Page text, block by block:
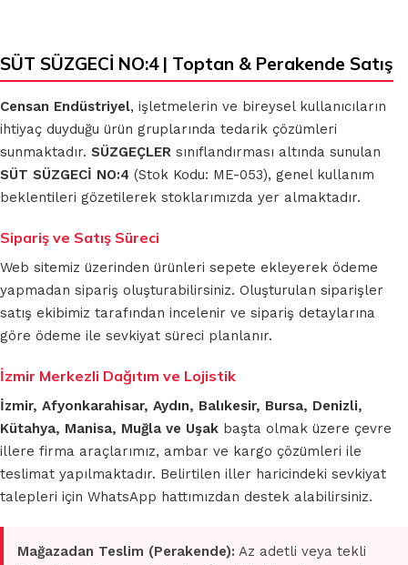
SÜT SÜZGECİ NO:4 | Toptan & Perakende Satış
Censan Endüstriyel, işletmelerin ve bireysel kullanıcıların
ihtiyaç duyduğu ürün gruplarında tedarik çözümleri
sunmaktadır. SÜZGEÇLER sınıflandırması altında sunulan
SÜT SÜZGECİ NO:4 (Stok Kodu: ME-053), genel kullanım
beklentileri gözetilerek stoklarımızda yer almaktadır.
Sipariş ve Satış Süreci
Web sitemiz üzerinden ürünleri sepete ekleyerek ödeme
yapmadan sipariş oluşturabilirsiniz. Oluşturulan siparişler
satış ekibimiz tarafından incelenir ve sipariş detaylarına
göre ödeme ile sevkiyat süreci planlanır.
İzmir Merkezli Dağıtım ve Lojistik
İzmir, Afyonkarahisar, Aydın, Balıkesir, Bursa, Denizli,
Kütahya, Manisa, Muğla ve Uşak başta olmak üzere çevre
illere firma araçlarımız, ambar ve kargo çözümleri ile
teslimat yapılmaktadır. Belirtilen iller haricindeki sevkiyat
talepleri için WhatsApp hattımızdan destek alabilirsiniz.
Mağazadan Teslim (Perakende): Az adetli veya tekli